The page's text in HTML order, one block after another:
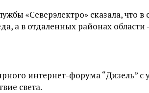
«Северэлектро» сказала, что
а в отдаленных районах
интернет-форума “Дизель” с
света.